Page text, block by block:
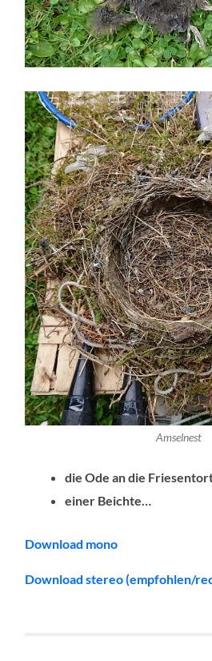
Amselnest
die Ode an die
einer Beichte…
Download mono
Download stereo (empfohlen/